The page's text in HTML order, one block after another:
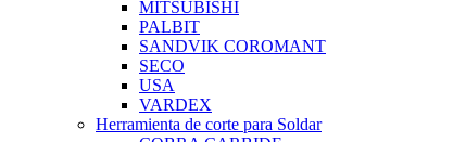
MITSUBISHI
PALBIT
SANDVIK COROMANT
SECO
USA
VARDEX
Herramienta de corte para Soldar